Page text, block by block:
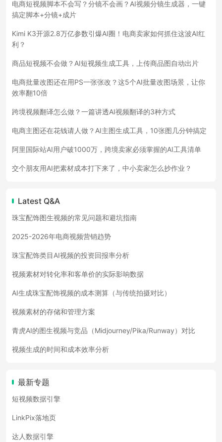
电商短视频脚本不会写？分镜不会画？AI视频分镜生成器，一键
搞定脚本+分镜+成片
Kimi K3开源2.8万亿参数引爆AI圈！电商卖家如何抓住这波AI红
利？
商品短视频不会做？AI短视频生成工具，上传商品图自动出片
电商批量改图还在用PS一张张改？这5个AI批量改图场景，让你
效率翻10倍
跨境视频翻译怎么做？一篇讲透AI视频翻译的3种方式
电商主图还在花钱请人做？AI主图生成工具，10张图几分钟搞定
阿里国际站AI用户破1000万，跨境卖家必须掌握的AI工具清单
交个朋友用AI把素材成本打下来了，中小卖家怎么抄作业？
Latest Q&A
珠宝配饰图生视频的常见问题和避坑指南
2025-2026年电商视频营销趋势
珠宝配饰类目AI视频的投资回报率分析
视频素材对转化率和客单价的实际影响数据
AI生成珠宝配饰视频的成本测算（与传统拍摄对比）
视频素材的存储和管理方案
青虎AI的图生视频与竞品（Midjourney/Pika/Runway）对比
视频生成的时间和成本效率分析
最新专题
短视频数据引擎
LinkPix落地页
达人数据引擎